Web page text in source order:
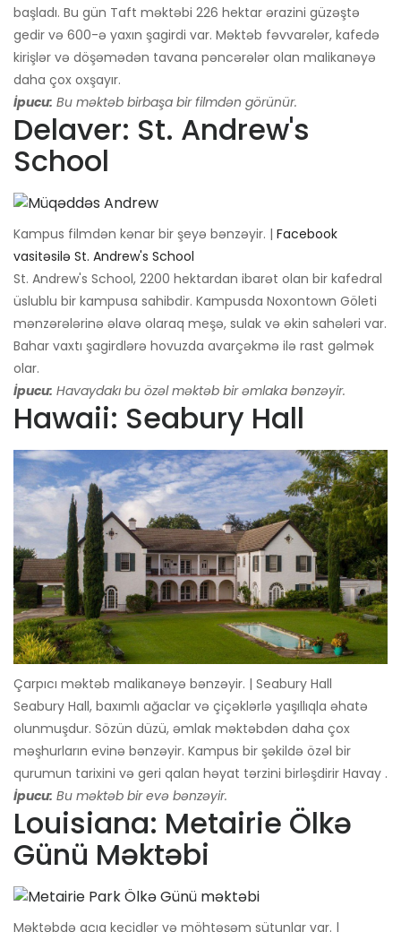
başladı. Bu gün Taft məktəbi 226 hektar ərazini güzəştə
gedir və 600-ə yaxın şagirdi var. Məktəb fəvvarələr, kafedə
kirişlər və döşəmədən tavana pəncərələr olan malikanəyə
daha çox oxşayır.
İpucu: Bu məktəb birbaşa bir filmdən görünür.
Delaver: St. Andrew's
School
Kampus filmdən kənar bir şeyə bənzəyir. | Facebook
vasitəsilə St. Andrew's School
St. Andrew's School, 2200 hektardan ibarət olan bir kafedral
üslublu bir kampusa sahibdir. Kampusda Noxontown Göleti
mənzərələrinə əlavə olaraq meşə, sulak və əkin sahələri var.
Bahar vaxtı şagirdlərə hovuzda avarçəkmə ilə rast gəlmək
olar.
İpucu: Havaydakı bu özəl məktəb bir əmlaka bənzəyir.
Hawaii: Seabury Hall
Çarpıcı məktəb malikanəyə bənzəyir. | Seabury Hall
Seabury Hall, baxımlı ağaclar və çiçəklərlə yaşıllıqla əhatə
olunmuşdur. Sözün düzü, əmlak məktəbdən daha çox
məşhurların evinə bənzəyir. Kampus bir şəkildə özəl bir
qurumun tarixini və geri qalan həyat tərzini birləşdirir Havay .
İpucu: Bu məktəb bir evə bənzəyir.
Louisiana: Metairie Ölkə
Günü Məktəbi
Məktəbdə açıq keçidlər və möhtəşəm sütunlar var. |